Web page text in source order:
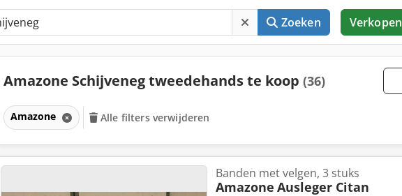
Zoeken Verkopen
Amazone Schijveneg tweedehands te koop (36)
Amazone Alle filters verwijderen
Banden met velgen, 3 stuks
Amazone Ausleger Citan